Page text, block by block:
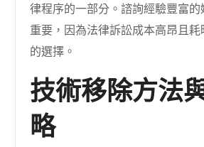
律程序的一部分。諮詢經驗豐富的
重要，因為法律訴訟成本高昂且
的選擇。
技術移除方法
略